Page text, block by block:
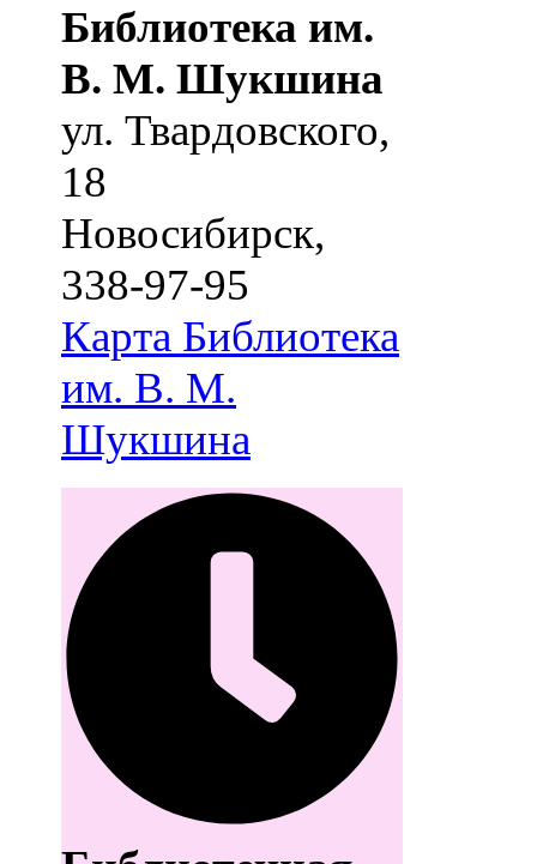
Библиотека им.
В. М. Шукшина
ул. Твардовского,
18
Новосибирск,
338-97-95
Карта Библиотека
им. В. М.
Шукшина